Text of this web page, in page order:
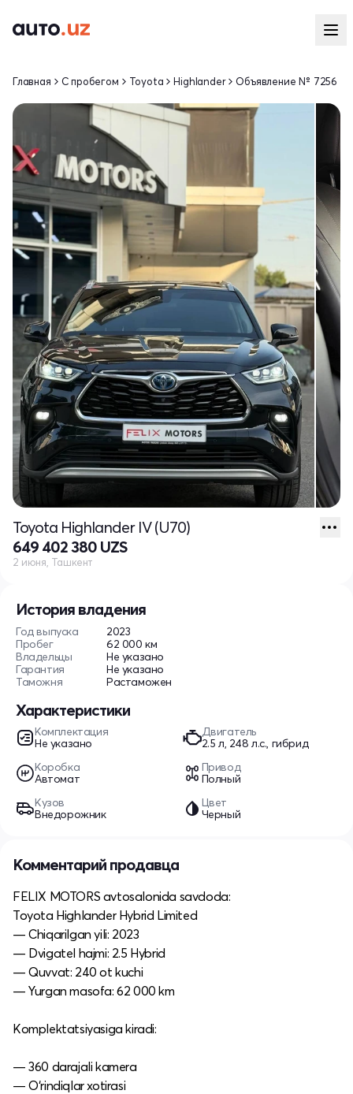
История владения
Год выпуска
2023
Пробег
62 000 км
Владельцы
Не указано
Гарантия
Не указано
Таможня
Растаможен
Характеристики
Комплектация
Не указано
Двигатель
2.5 л, 248 л.с., гибрид
Коробка
Автомат
Привод
Полный
Кузов
Внедорожник
Цвет
Черный
Главная С пробегом Toyota Highlander Объявление № 7256
Toyota Highlander IV (U70)
649 402 380 UZS
2 июня, Ташкент
Комментарий продавца
FELIX MOTORS avtosalonida savdoda:
Toyota Highlander Hybrid Limited
— Chiqarilgan yili: 2023
— Dvigatel hajmi: 2.5 Hybrid
— Quvvat: 240 ot kuchi
— Yurgan masofa: 62 000 km
Komplektatsiyasiga kiradi:
— 360 darajali kamera
— O‘rindiqlar xotirasi